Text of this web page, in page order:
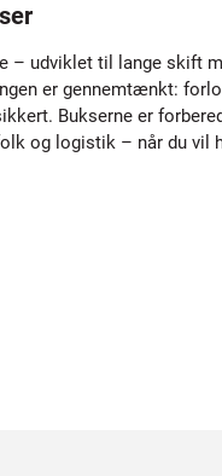
udviklet til lange skift
er gennemtænkt:
Bukserne er
og logistik – når du